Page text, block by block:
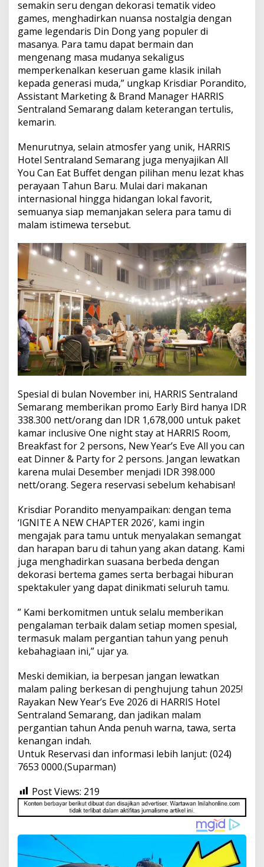
semakin seru dengan dekorasi tematik video
games, menghadirkan nuansa nostalgia dengan
game legendaris Din Dong yang populer di
masanya. Para tamu dapat bermain dan
mengenang masa mudanya sekaligus
memperkenalkan keseruan game klasik inilah
kepada generasi muda,” ungkap Krisdiar Porandito,
Assistant Marketing & Brand Manager HARRIS
Sentraland Semarang dalam keterangan tertulis,
kemarin.
Menurutnya, selain atmosfer yang unik, HARRIS
Hotel Sentraland Semarang juga menyajikan All
You Can Eat Buffet dengan pilihan menu lezat khas
perayaan Tahun Baru. Mulai dari makanan
internasional hingga hidangan lokal favorit,
semuanya siap memanjakan selera para tamu di
malam istimewa tersebut.
Spesial di bulan November ini, HARRIS Sentraland
Semarang memberikan promo Early Bird hanya IDR
338.300 nett/orang dan IDR 1,678,000 untuk paket
kamar inclusive One night stay at HARRIS Room,
Breakfast for 2 persons, New Year’s Eve All you can
eat Dinner & Party for 2 persons. Jangan lewatkan
karena mulai Desember menjadi IDR 398.000
nett/orang. Segera reservasi sebelum kehabisan!
Krisdiar Porandito menyampaikan: dengan tema
‘IGNITE A NEW CHAPTER 2026’, kami ingin
mengajak para tamu untuk menyalakan semangat
dan harapan baru di tahun yang akan datang. Kami
juga menghadirkan suasana berbeda dengan
dekorasi bertema games serta berbagai hiburan
spektakuler yang dapat dinikmati seluruh tamu.
” Kami berkomitmen untuk selalu memberikan
pengalaman terbaik dalam setiap momen spesial,
termasuk malam pergantian tahun yang penuh
kebahagiaan ini,” ujar ya.
Meski demikian, ia berpesan jangan lewatkan
malam paling berkesan di penghujung tahun 2025!
Rayakan New Year’s Eve 2026 di HARRIS Hotel
Sentraland Semarang, dan jadikan malam
pergantian tahun Anda penuh warna, tawa, serta
kenangan indah.
Untuk Reservasi dan informasi lebih lanjut: (024)
7653 0000.(Suparman)
Post Views: 219